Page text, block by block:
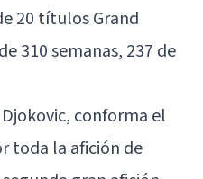
20 títulos Grand
310 semanas, 237 de
conforma el
toda la afición de